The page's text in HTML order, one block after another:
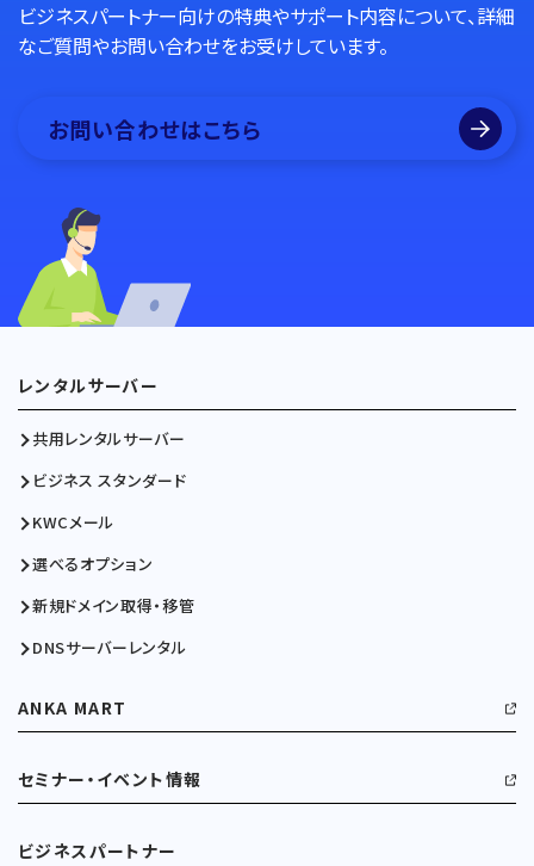
ビジネスパートナー向けの特典やサポート内容について、詳細
なご質問やお問い合わせをお受けしています。
お問い合わせはこちら
レンタルサーバー
共用レンタルサーバー
ビジネス スタンダード
KWCメール
選べるオプション
新規ドメイン取得・移管
DNSサーバーレンタル
ANKA MART
セミナー・イベント情報
ビジネスパートナー